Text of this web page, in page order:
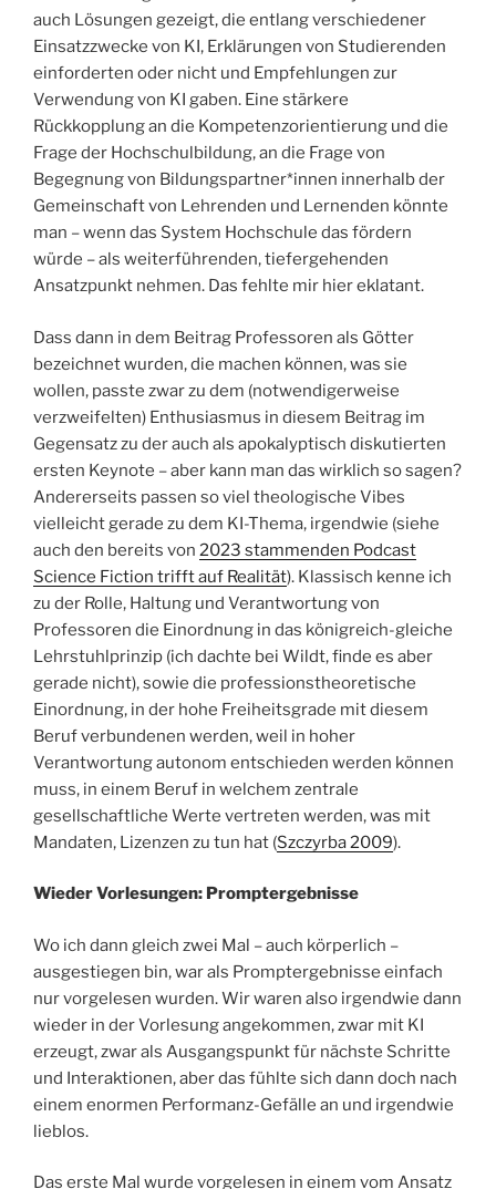
auch Lösungen gezeigt, die entlang verschiedener
Einsatzzwecke von KI, Erklärungen von Studierenden
einforderten oder nicht und Empfehlungen zur
Verwendung von KI gaben. Eine stärkere
Rückkopplung an die Kompetenzorientierung und die
Frage der Hochschulbildung, an die Frage von
Begegnung von Bildungspartner*innen innerhalb der
Gemeinschaft von Lehrenden und Lernenden könnte
man – wenn das System Hochschule das fördern
würde – als weiterführenden, tiefergehenden
Ansatzpunkt nehmen. Das fehlte mir hier eklatant.
Dass dann in dem Beitrag Professoren als Götter
bezeichnet wurden, die machen können, was sie
wollen, passte zwar zu dem (notwendigerweise
verzweifelten) Enthusiasmus in diesem Beitrag im
Gegensatz zu der auch als apokalyptisch diskutierten
ersten Keynote – aber kann man das wirklich so sagen?
Andererseits passen so viel theologische Vibes
vielleicht gerade zu dem KI-Thema, irgendwie (siehe
auch den bereits von 2023 stammenden Podcast
Science Fiction trifft auf Realität). Klassisch kenne ich
zu der Rolle, Haltung und Verantwortung von
Professoren die Einordnung in das königreich-gleiche
Lehrstuhlprinzip (ich dachte bei Wildt, finde es aber
gerade nicht), sowie die professionstheoretische
Einordnung, in der hohe Freiheitsgrade mit diesem
Beruf verbundenen werden, weil in hoher
Verantwortung autonom entschieden werden können
muss, in einem Beruf in welchem zentrale
gesellschaftliche Werte vertreten werden, was mit
Mandaten, Lizenzen zu tun hat (Szczyrba 2009).
Wieder Vorlesungen: Promptergebnisse
Wo ich dann gleich zwei Mal – auch körperlich –
ausgestiegen bin, war als Promptergebnisse einfach
nur vorgelesen wurden. Wir waren also irgendwie dann
wieder in der Vorlesung angekommen, zwar mit KI
erzeugt, zwar als Ausgangspunkt für nächste Schritte
und Interaktionen, aber das fühlte sich dann doch nach
einem enormen Performanz-Gefälle an und irgendwie
lieblos.
Das erste Mal wurde vorgelesen in einem vom Ansatz